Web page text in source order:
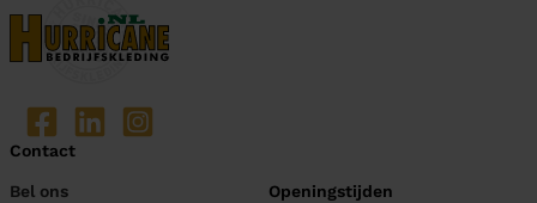
Contact
Bel ons
Openingstijden